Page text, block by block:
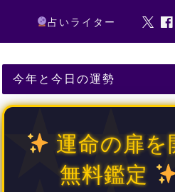
占いライター
今年と今日の運勢
運命の扉を
無料鑑定